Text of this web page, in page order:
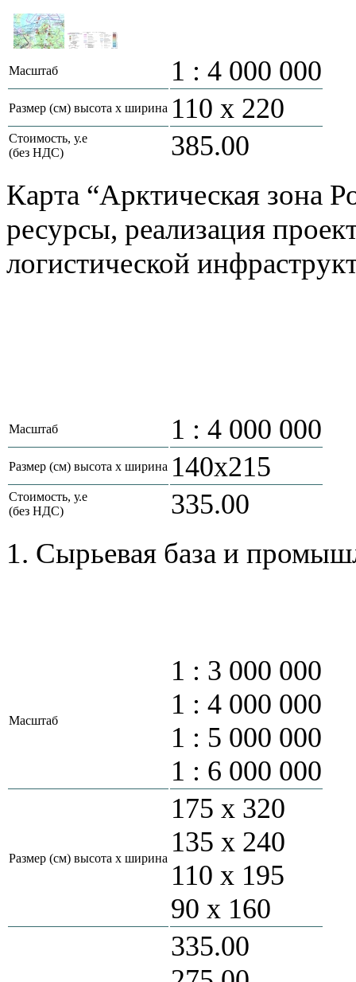
Масштаб 1 : 4 000 000
Размер (см) высота х ширина 110 х 220
Стоимость, у.е
(без НДС)
385.00
Карта “Арктическая зона
ресурсы, реализация
логистической
Масштаб 1 : 4 000 000
Размер (см) высота х ширина 140х215
Стоимость, у.е
(без НДС)
335.00
1. Сырьевая база и
Масштаб
1 : 3 000 000
1 : 4 000 000
1 : 5 000 000
1 : 6 000 000
Размер (см) высота х ширина
175 х 320
135 х 240
110 х 195
90 х 160
335.00